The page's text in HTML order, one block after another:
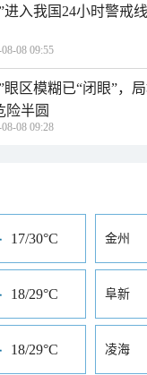
进入我国24小时警戒
08 09:55
眼区模糊已“闭眼”，
险半圆
08 09:28
17/30°C 金州
18/29°C 阜新
18/29°C 凌海